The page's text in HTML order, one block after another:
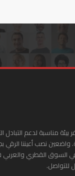
مناسبة لدعم التبادل
نصب أعيننا الرقي
في السوق القطري
للتواصل.